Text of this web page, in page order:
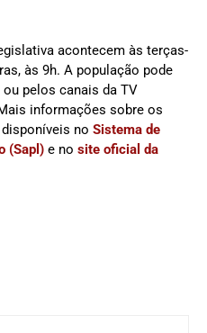
acontecem às terças-
às 9h. A população pode
pelos canais da TV
informações sobre os
no Sistema de
(Sapl) e no site oficial da